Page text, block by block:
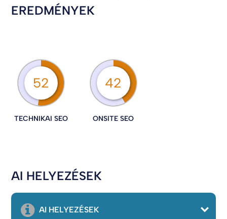
EREDMÉNYEK
52
TECHNIKAI SEO
42
ONSITE SEO
AI HELYEZÉSEK
AI HELYEZÉSEK